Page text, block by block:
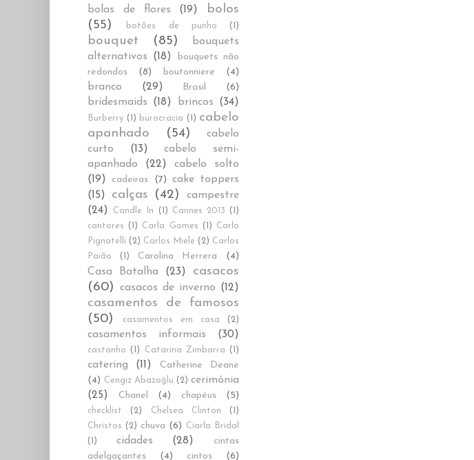
bolas de flores (19)
bolos
(55)
botões de punho (1)
bouquet (85)
bouquets
alternativos
(18)
bouquets não
redondos
(8) boutonniere (4)
branco (29) Brasil (6)
bridesmaids (18) brincos (34)
Burberry (1) burocracia (1) cabelo
apanhado
(54)
cabelo
curto
(13)
cabelo semi-
apanhado
(22)
cabelo solto
(19)
cadeiras (7) cake toppers
(15)
calças (42)
campestre
(24)
Candle In (1) Cannes 2013
(1)
cantores
(1) Carla Gomes (1)
Carlo
Pignatelli (2) Carlos Miele (2) Carlos
Paião
(1) Carolina Herrera (4)
Casa Batalha (23)
casacos
(60)
casacos de inverno (12)
casamentos de famosos
(50)
casamentos em casa (2)
casamentos informais (30)
castanho (1) Catarina Zimbarra (1)
catering (11)
Catherine Deane
(4) Cengiz Abazoğlu (2) cerimónia
(25)
Chanel (4) chapéus (5)
checklist (2) Chelsea Clinton
(1)
Christos (2) chuva (6)
Ciarla Bridal
(1)
cidades (28)
cintas
adelgaçantes
(4) cintos (6)